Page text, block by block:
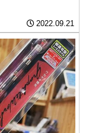
2022.09.21